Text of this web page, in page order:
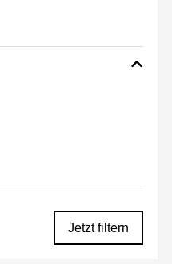
Jetzt filtern